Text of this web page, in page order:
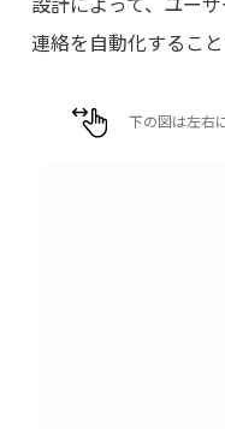
設計によって、ユー
連絡を自動化するこ
下の図は左右